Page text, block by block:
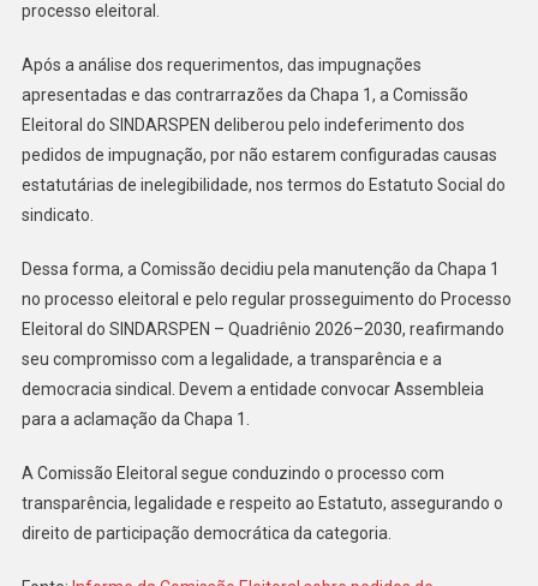
processo eleitoral.
Após a análise dos requerimentos, das impugnações
apresentadas e das contrarrazões da Chapa 1, a Comissão
Eleitoral do SINDARSPEN deliberou pelo indeferimento dos
pedidos de impugnação, por não estarem configuradas causas
estatutárias de inelegibilidade, nos termos do Estatuto Social do
sindicato.
Dessa forma, a Comissão decidiu pela manutenção da Chapa 1
no processo eleitoral e pelo regular prosseguimento do Processo
Eleitoral do SINDARSPEN – Quadriênio 2026–2030, reafirmando
seu compromisso com a legalidade, a transparência e a
democracia sindical. Devem a entidade convocar Assembleia
para a aclamação da Chapa 1.
A Comissão Eleitoral segue conduzindo o processo com
transparência, legalidade e respeito ao Estatuto, assegurando o
direito de participação democrática da categoria.